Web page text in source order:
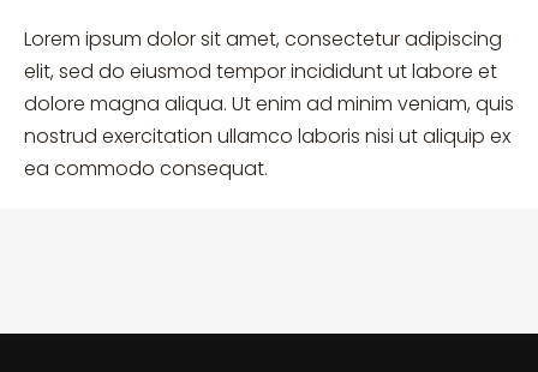
Lorem ipsum dolor sit amet, consectetur adipiscing
elit, sed do eiusmod tempor incididunt ut labore et
dolore magna aliqua. Ut enim ad minim veniam, quis
nostrud exercitation ullamco laboris nisi ut aliquip ex
ea commodo consequat.